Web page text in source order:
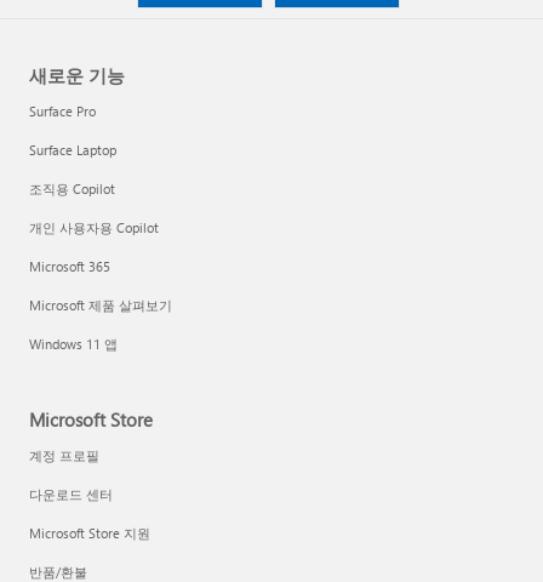
새로운 기능
Surface Pro
Surface Laptop
조직용 Copilot
개인 사용자용 Copilot
Microsoft 365
Microsoft 제품 살펴보기
Windows 11 앱
Microsoft Store
계정 프로필
다운로드 센터
Microsoft Store 지원
반품/환불